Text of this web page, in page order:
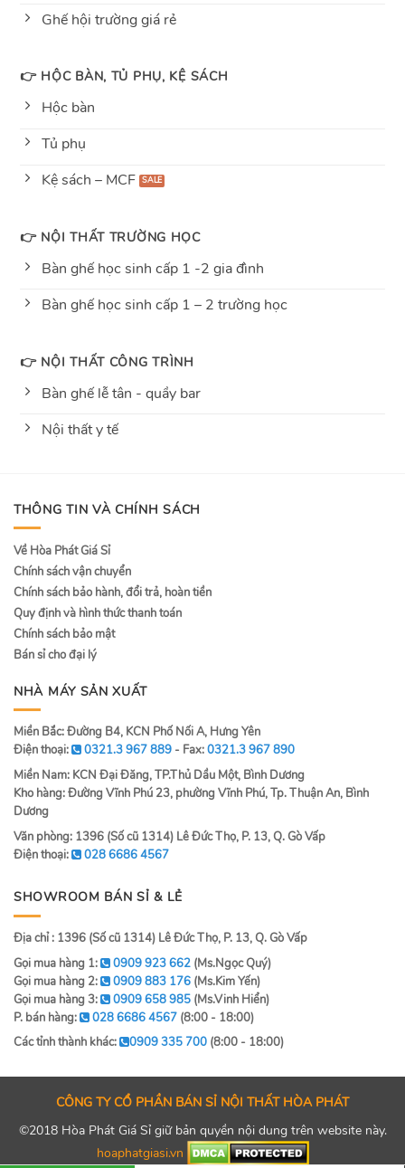
Ghế hội trường giá rẻ
👉 HỘC BÀN, TỦ PHỤ, KỆ SÁCH
Hộc bàn
Tủ phụ
Kệ sách – MCF
👉 NỘI THẤT TRƯỜNG HỌC
Bàn ghế học sinh cấp 1 -2 gia đình
Bàn ghế học sinh cấp 1 – 2 trường học
👉 NỘI THẤT CÔNG TRÌNH
Bàn ghế lễ tân - quầy bar
Nội thất y tế
THÔNG TIN VÀ CHÍNH SÁCH
Về Hòa Phát Giá Sỉ
Chính sách vận chuyển
Chính sách bảo hành, đổi trả, hoàn tiền
Quy định và hình thức thanh toán
Chính sách bảo mật
Bán sỉ cho đại lý
NHÀ MÁY SẢN XUẤT
Miền Bắc: Đường B4, KCN Phố Nối A, Hưng Yên
Điện thoại:
0321.3 967 889 - Fax:0321.3 967 890
Miền Nam: KCN Đại Đăng, TP.Thủ Dầu Một, Bình Dương
Kho hàng: Đường Vĩnh Phú 23, phường Vĩnh Phú, Tp. Thuận An, Bình
Dương
Văn phòng: 1396 (Số cũ 1314) Lê Đức Thọ, P. 13, Q. Gò Vấp
Điện thoại:
028 6686 4567
SHOWROOM BÁN SỈ & LẺ
Địa chỉ : 1396 (Số cũ 1314) Lê Đức Thọ, P. 13, Q. Gò Vấp
Gọi mua hàng 1:
0909 923 662 (Ms.Ngọc Quý)
Gọi mua hàng 2:
0909 883 176 (Ms.Kim Yến)
Gọi mua hàng 3:
0909 658 985 (Ms.Vinh Hiển)
P. bán hàng:
028 6686 4567 (8:00 - 18:00)
Các tỉnh thành khác:
0909 335 700 (8:00 - 18:00)
CÔNG TY CỔ PHẦN BÁN SỈ NỘI THẤT HÒA PHÁT
©2018 Hòa Phát Giá Sỉ giữ bản quyền nội dung trên website này.
hoaphatgiasi.vn